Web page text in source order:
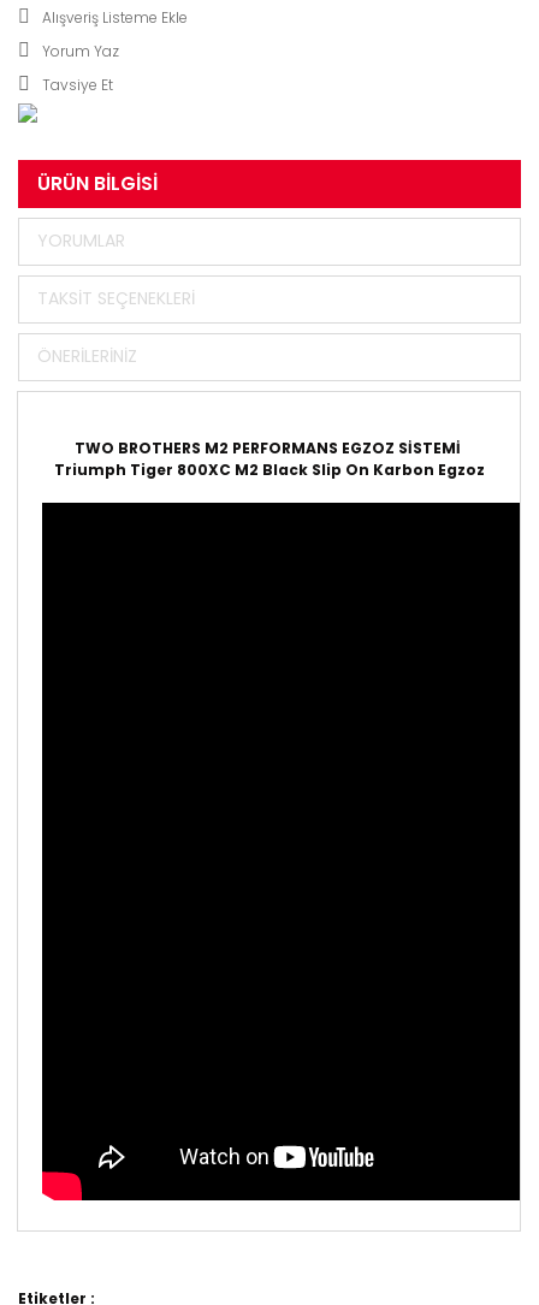
Yorum Yaz
Tavsiye Et
ÜRÜN BILGISI
YORUMLAR
TAKSIT SEÇENEKLERI
ÖNERILERINIZ
TWO BROTHERS M2 PERFORMANS EGZOZ SİSTEMİ
Triumph Tiger 800XC M2 Black Slip On Karbon Egzoz
diğer konularda yetersiz gördüğünüz noktaları öneri
Etiketler :